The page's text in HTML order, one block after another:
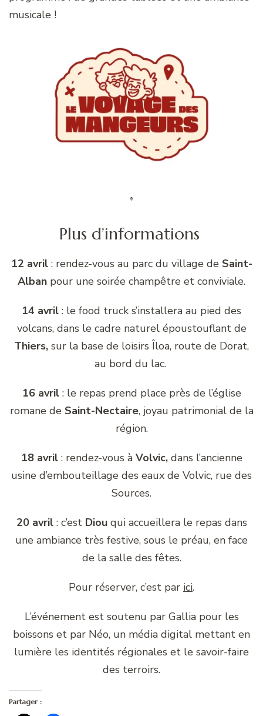
musicale !
Plus d’informations
12 avril: rendez-vous au parc du village de Saint-
Alban pour une soirée champêtre et conviviale.
14 avril : le food truck s’installera au pied des
volcans, dans le cadre naturel époustouflant de
Thiers, sur la base de loisirs Îloa, route de Dorat,
au bord du lac.
16 avril : le repas prend place près de l’église
romane de Saint-Nectaire, joyau patrimonial de la
région.
18 avril : rendez-vous à Volvic, dans l’ancienne
usine d’embouteillage des eaux de Volvic, rue des
Sources.
20 avril : c’est Diouqui accueillera le repas dans
une ambiance très festive, sous le préau, en face
de la salle des fêtes.
Pour réserver, c’est par ici.
L’événement est soutenu par Gallia pour les
boissons et par Néo, un média digital mettant en
lumière les identités régionales et le savoir-faire
des terroirs.
Partager :